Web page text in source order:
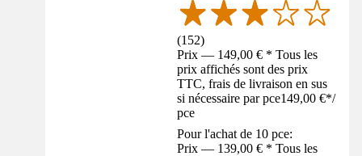
(152)
Prix — 149,00 € * Tous les
prix affichés sont des prix
TTC, frais de livraison en sus
si nécessaire par pce149,00 €*/
pce
Pour l'achat de 10 pce:
Prix — 139,00 € * Tous les